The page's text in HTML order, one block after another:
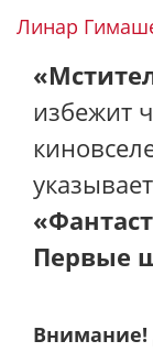
Линар
избежит
Первые
Внимание!